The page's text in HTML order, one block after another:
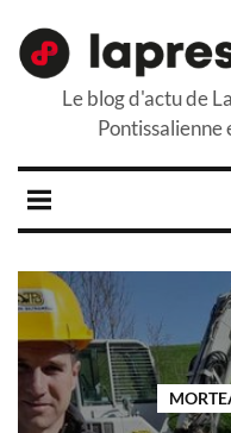
Le blog d'actu de
Pontissalienne